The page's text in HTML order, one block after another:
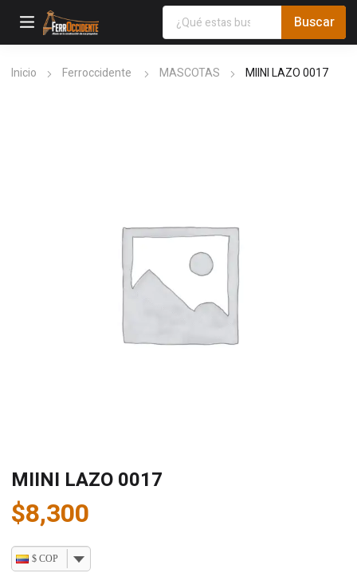
Inicio Ferroccidente MASCOTAS MIINI LAZO 0017
MIINI LAZO 0017
$8,300
$ COP